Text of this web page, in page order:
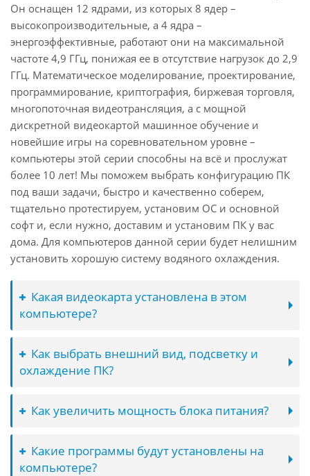
Он оснащен 12 ядрами, из которых 8 ядер –
высокопроизводительные, а 4 ядра –
энергоэффективные, работают они на максимальной
частоте 4,9 ГГц, понижая ее в отсутствие нагрузок до 2,9
ГГц. Математическое моделирование, проектирование,
программирование, криптография, биржевая торговля,
многопоточная видеотрансляция, а с мощной
дискретной видеокартой машинное обучение и
новейшие игры на соревновательном уровне –
компьютеры этой серии способны на всё и прослужат
более 10 лет! Мы поможем выбрать конфигурацию ПК
под ваши задачи, быстро и качественно соберем,
тщательно протестируем, установим ОС и основной
софт и, если нужно, доставим и установим ПК у вас
дома. Для компьютеров данной серии будет нелишним
установить хорошую систему водяного охлаждения.
Какая видеокарта установлена в этом
компьютере?
Как выбрать внешний вид, подсветку и
охлаждение ПК?
Как увеличить мощность блока питания?
Какие программы будут установлены на
компьютере?